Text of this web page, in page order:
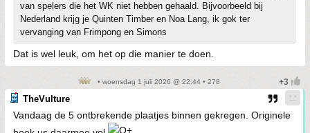
van spelers die het WK niet hebben gehaald. Bijvoorbeeld bij
Nederland krijg je Quinten Timber en Noa Lang, ik gok ter
vervanging van Frimpong en Simons
Dat is wel leuk, om het op die manier te doen.
• woensdag 1 juli 2026 @ 22:44 • 278
TheVulture
Vandaag de 5 ontbrekende plaatjes binnen gekregen. Originele